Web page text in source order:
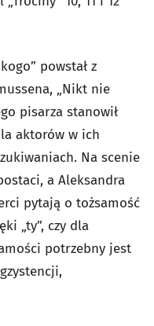
powstał z
„Nikt nie
pisarza stanowił
aktorów w ich
Na scenie
a Aleksandra
pytają o tożsamość
„ty”, czy dla
potrzebny jest